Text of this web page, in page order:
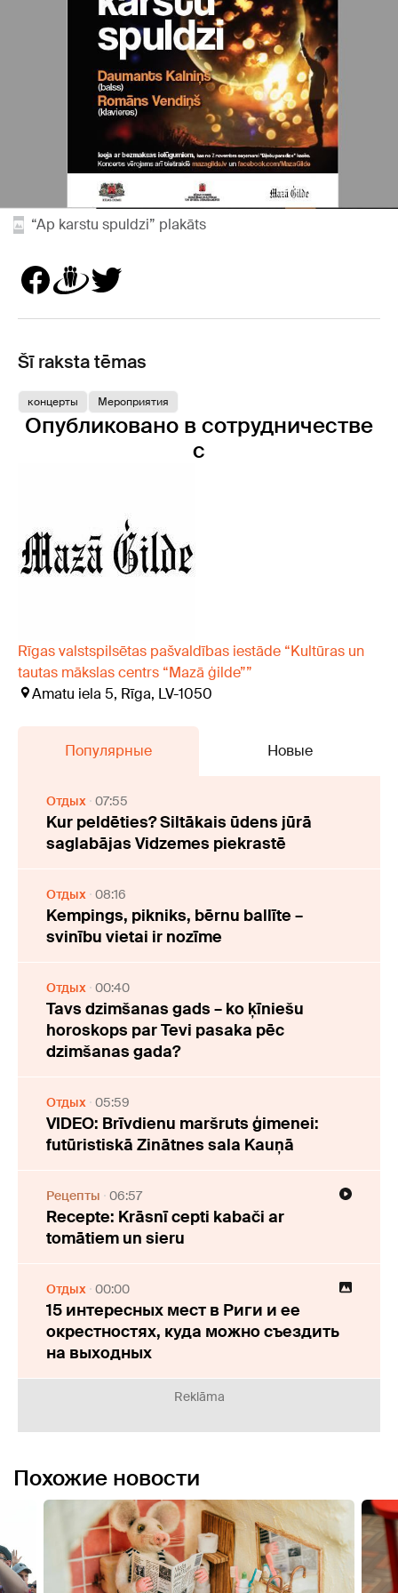
“Ap karstu spuldzi” plakāts
Šī raksta tēmas
концерты Мероприятия
Опубликовано в сотрудничестве
с
Rīgas valstspilsētas pašvaldības iestāde “Kultūras un
tautas mākslas centrs “Mazā ģilde””
Amatu iela 5, Rīga, LV-1050
Популярные Новые
Отдых 07:55
Kur peldēties? Siltākais ūdens jūrā
saglabājas Vidzemes piekrastē
Отдых 08:16
Kempings, pikniks, bērnu ballīte –
svinību vietai ir nozīme
Отдых 00:40
Tavs dzimšanas gads – ko ķīniešu
horoskops par Tevi pasaka pēc
dzimšanas gada?
Отдых 05:59
VIDEO: Brīvdienu maršruts ģimenei:
futūristiskā Zinātnes sala Kauņā
Рецепты 06:57
Recepte: Krāsnī cepti kabači ar
tomātiem un sieru
Отдых 00:00
15 интересных мест в Риги и ее
окрестностях, куда можно съездить
на выходных
Reklāma
Похожие новости